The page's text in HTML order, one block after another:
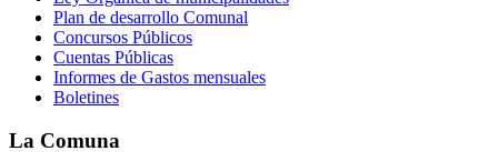
Plan de desarrollo Comunal
Concursos Públicos
Cuentas Públicas
Informes de Gastos mensuales
Boletines
La Comuna